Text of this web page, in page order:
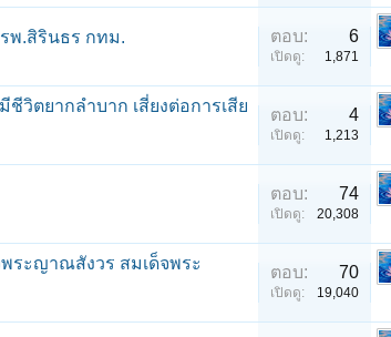
พ.สิรินธร กทม. ตอบ: 6
เปิดดู: 1,871
วิตยากลำบาก เสี่ยงต่อการเสีย
ตอบ: 4
เปิดดู: 1,213
ตอบ: 74
เปิดดู: 20,308
ระญาณสังวร สมเด็จพระ
ตอบ: 70
เปิดดู: 19,040